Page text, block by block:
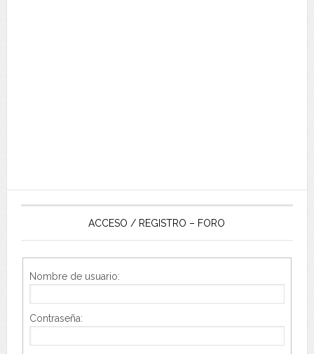
ACCESO / REGISTRO – FORO
Nombre de usuario:
Contraseña: